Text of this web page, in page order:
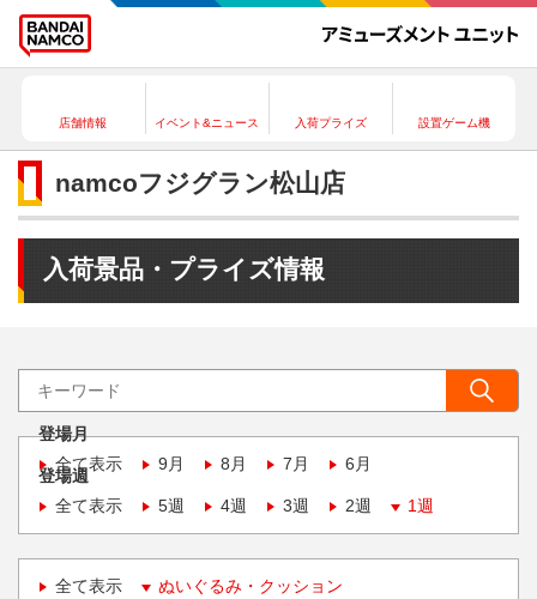
店舗情報 イベント&ニュース 入荷プライズ 設置ゲーム機
namcoフジグラン松山店
入荷景品・プライズ情報
登場月
全て表示
9月 8月 7月 6月
登場週
全て表示
5週 4週 3週 2週 1週
全て表示 ぬいぐるみ・クッション